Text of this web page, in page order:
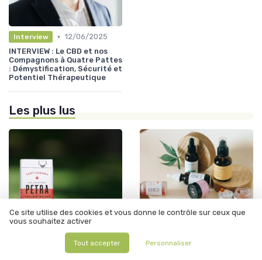
Interview • 12/06/2025
INTERVIEW : Le CBD et nos
Compagnons à Quatre Pattes
: Démystification, Sécurité et
Potentiel Thérapeutique
Les plus lus
• 12/06/2025
Ce site utilise des cookies et vous donne le contrôle sur ceux que
vous souhaitez activer
Tout accepter Personnaliser